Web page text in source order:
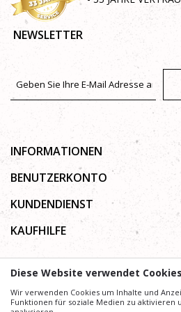
NEWSLETTER
INFORMATIONEN
Über uns
Geschäfte
Zusammenarbeit
BENUTZERKONTO
Registrierungsanweisungen
Passwort vergessen
KUNDENDIENST
Datenschutz-Bestimmungen
Nutzungsbedingungen
KAUFHILFE
Häufig gestellte Fragen
Wir geben unsMühe,die Beschreibung von
Preise präzise und Profesionell wie möglich zu
Diese Website verwendet Cookies
Wir verwenden Cookies um Inhalte und
Funktionen für soziale Medien zu aktivieren